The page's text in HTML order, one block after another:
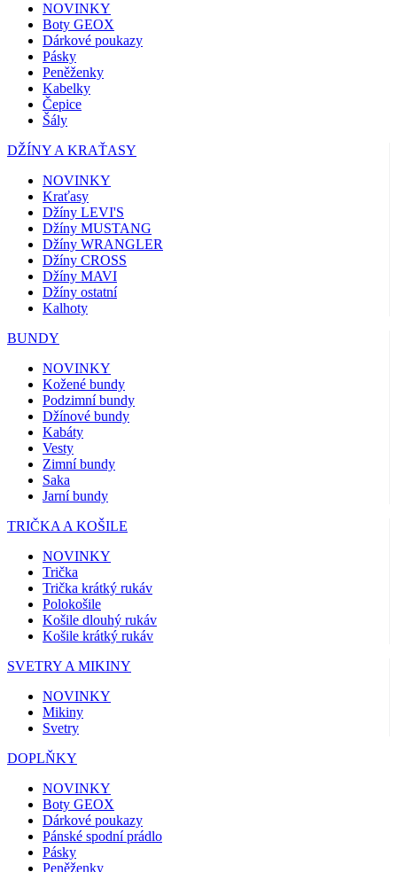
NOVINKY
Boty GEOX
Dárkové poukazy
Pásky
Peněženky
Kabelky
Čepice
Šály
DŽÍNY A KRAŤASY
NOVINKY
Kraťasy
Džíny LEVI'S
Džíny MUSTANG
Džíny WRANGLER
Džíny CROSS
Džíny MAVI
Džíny ostatní
Kalhoty
BUNDY
NOVINKY
Kožené bundy
Podzimní bundy
Džínové bundy
Kabáty
Vesty
Zimní bundy
Saka
Jarní bundy
TRIČKA A KOŠILE
NOVINKY
Trička
Trička krátký rukáv
Polokošile
Košile dlouhý rukáv
Košile krátký rukáv
SVETRY A MIKINY
NOVINKY
Mikiny
Svetry
DOPLŇKY
NOVINKY
Boty GEOX
Dárkové poukazy
Pánské spodní prádlo
Pásky
Peněženky